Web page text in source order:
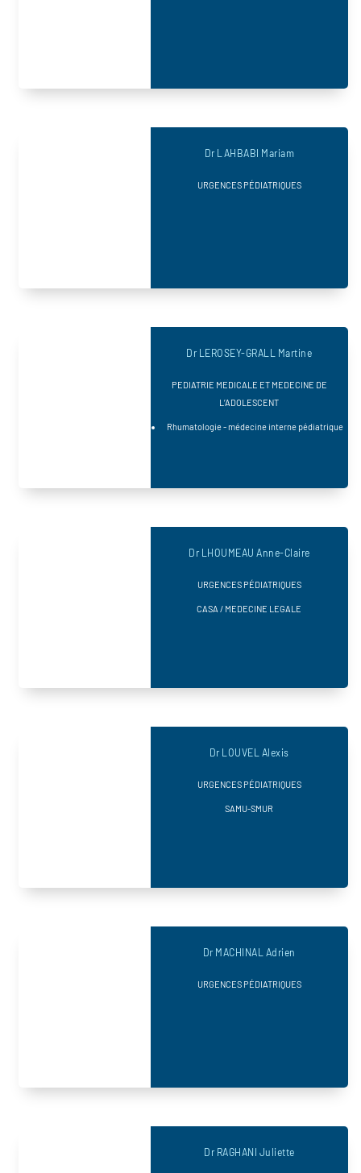
Dr LAHBABI Mariam
URGENCES PÉDIATRIQUES
Dr LEROSEY-GRALL Martine
PEDIATRIE MEDICALE ET MEDECINE DE
L’ADOLESCENT
Rhumatologie - médecine interne pédiatrique
Dr LHOUMEAU Anne-Claire
URGENCES PÉDIATRIQUES
CASA / MEDECINE LEGALE
Dr LOUVEL Alexis
URGENCES PÉDIATRIQUES
SAMU-SMUR
Dr MACHINAL Adrien
URGENCES PÉDIATRIQUES
Dr RAGHANI Juliette